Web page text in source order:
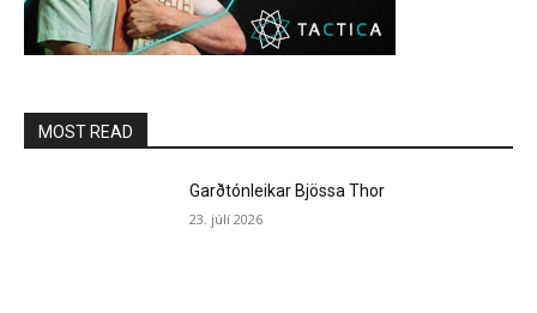
MOST READ
Garðtónleikar Bjössa Thor
23. júlí 2026